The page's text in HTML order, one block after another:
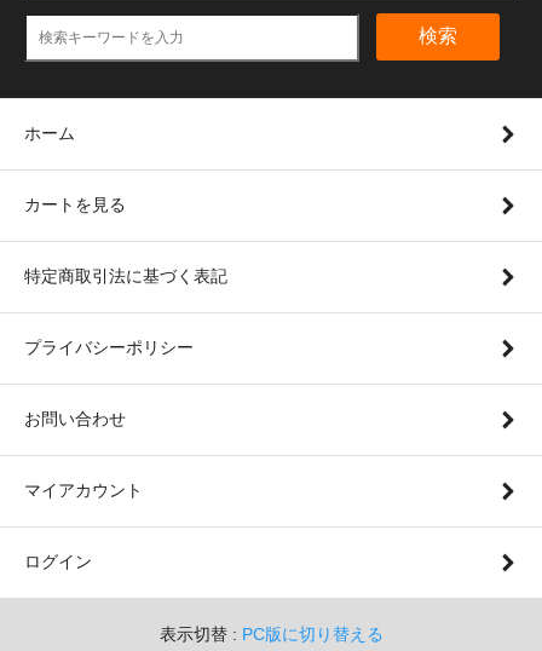
検索
ホーム
カートを見る
特定商取引法に基づく表記
プライバシーポリシー
お問い合わせ
マイアカウント
ログイン
表示切替 : PC版に切り替える